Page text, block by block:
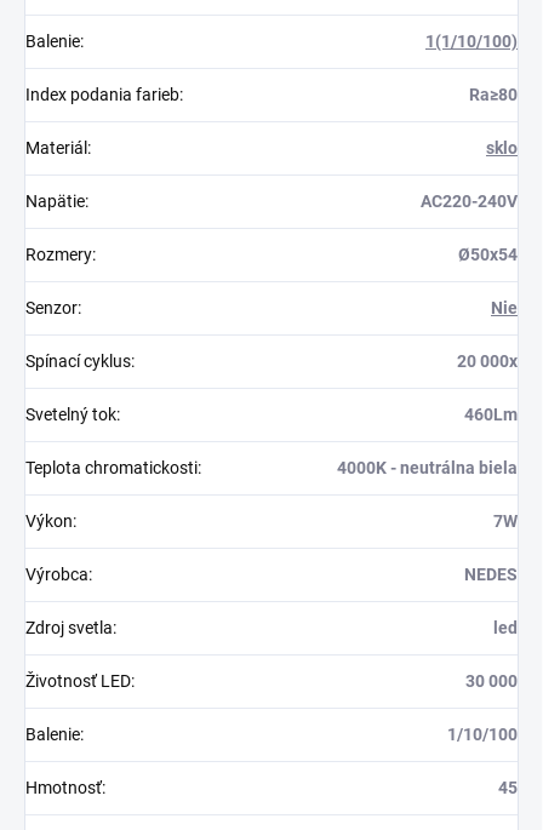
Balenie: 1(1/10/100)
Index podania farieb: Ra≥80
Materiál : sklo
Napätie: AC220-240V
Rozmery: Ø50x54
Senzor: Nie
Spínací cyklus: 20 000x
Svetelný tok: 460Lm
Teplota chromatickosti: 4000K - neutrálna biela
Výkon: 7W
Výrobca: NEDES
Zdroj svetla: led
Životnosť LED: 30 000
Balenie: 1/10/100
Hmotnosť: 45